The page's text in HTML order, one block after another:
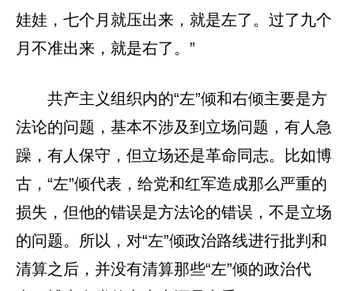
娃娃，七个月就压出来，就是左了。过了九个
月不准出来，就是右了。”
共产主义组织内的“左”倾和右倾主要是方
法论的问题，基本不涉及到立场问题，有人急
躁，有人保守，但立场还是革命同志。比如博
古，“左”倾代表，给党和红军造成那么严重的
损失，但他的错误是方法论的错误，不是立场
的问题。所以，对“左”倾政治路线进行批判和
清算之后，并没有清算那些“左”倾的政治代